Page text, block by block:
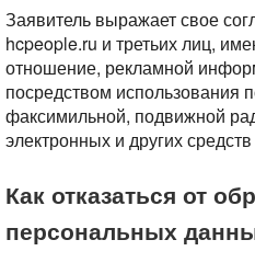
Заявитель выражает свое
hcpeople.ru и третьих лиц,
отношение, рекламной
посредством использования
факсимильной, подвижной
электронных и других
Как отказаться от
персональных